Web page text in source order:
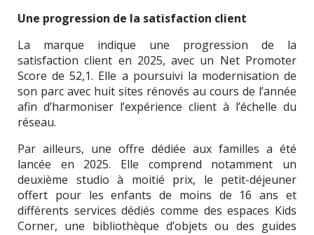
Une progression de la satisfaction client
La marque indique une progression de la
satisfaction client en 2025, avec un Net Promoter
Score de 52,1. Elle a poursuivi la modernisation de
son parc avec huit sites rénovés au cours de l’année
afin d’harmoniser l’expérience client à l’échelle du
réseau.
Par ailleurs, une offre dédiée aux familles a été
lancée en 2025. Elle comprend notamment un
deuxième studio à moitié prix, le petit-déjeuner
offert pour les enfants de moins de 16 ans et
différents services dédiés comme des espaces Kids
Corner, une bibliothèque d’objets ou des guides